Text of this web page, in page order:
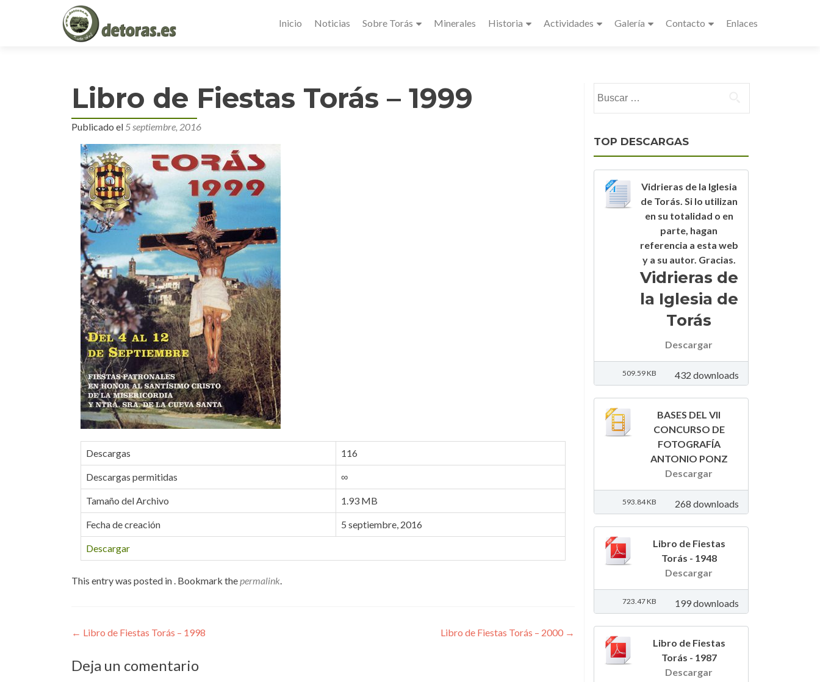
Inicio Noticias Sobre Torás Minerales Historia Actividades Galería Contacto Enlaces
Libro de Fiestas Torás – 1999
Publicado el 5 septiembre, 2016
Descargas 116
Descargas permitidas ∞
Tamaño del Archivo 1.93 MB
Fecha de creación 5 septiembre, 2016
Descargar
This entry was posted in . Bookmark thepermalink.
Navegador Publicaciones
← Libro de Fiestas Torás – 1998 Libro de Fiestas Torás – 2000 →
Deja un comentario
TOP DESCARGAS
Vidrieras de la Iglesia
de Torás. Si lo utilizan
en su totalidad o en
parte, hagan
referencia a esta web
y a su autor. Gracias.
Vidrieras de
la Iglesia de
Torás
Descargar
432 downloads
509.59 KB
BASES DEL VII
CONCURSO DE
FOTOGRAFÍA
ANTONIO PONZ
Descargar
268 downloads
593.84 KB
Libro de Fiestas
Torás - 1948
Descargar
199 downloads
723.47 KB
Libro de Fiestas
Torás - 1987
Descargar